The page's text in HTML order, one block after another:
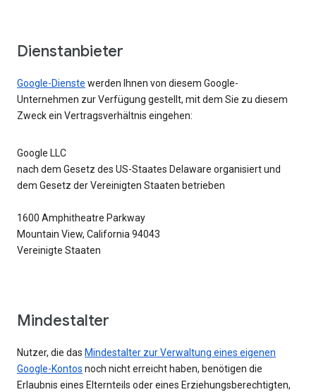
Dienstanbieter
Google-Dienste werden Ihnen von diesem Google-
Unternehmen zur Verfügung gestellt, mit dem Sie zu diesem
Zweck ein Vertragsverhältnis eingehen:
Google LLC
nach dem Gesetz des US-Staates Delaware organisiert und
dem Gesetz der Vereinigten Staaten betrieben
1600 Amphitheatre Parkway
Mountain View, California 94043
Vereinigte Staaten
Mindestalter
Nutzer, die das Mindestalter zur Verwaltung eines eigenen
Google-Kontos noch nicht erreicht haben, benötigen die
Erlaubnis eines Elternteils oder eines Erziehungsberechtigten,